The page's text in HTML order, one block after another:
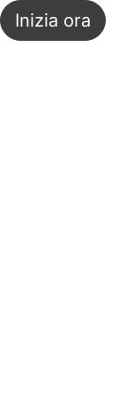
Inizia ora